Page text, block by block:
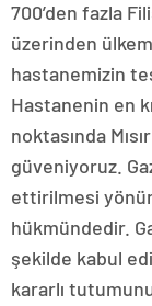
700’den fazla
üzerinden
hastanemizin
Hastanenin en
noktasında
güveniyoruz.
ettirilmesi
hükmündedir.
şekilde kabul
kararlı